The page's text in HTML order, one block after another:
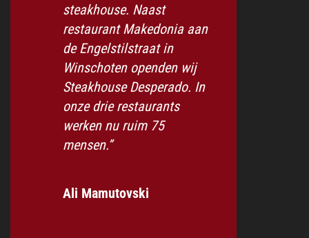
steakhouse. Naast
restaurant Makedonia aan
de Engelstilstraat in
Winschoten openden wij
Steakhouse Desperado. In
onze drie restaurants
werken nu ruim 75
mensen.”
Ali Mamutovski